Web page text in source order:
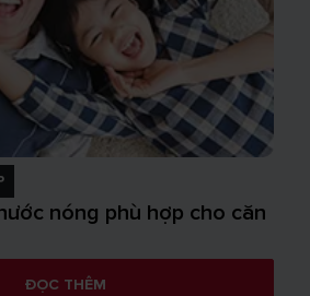
nóng phù hợp cho căn
ĐỌC THÊM